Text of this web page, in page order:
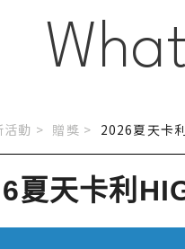
活動 > 贈獎 > 2026夏天卡
夏天卡利